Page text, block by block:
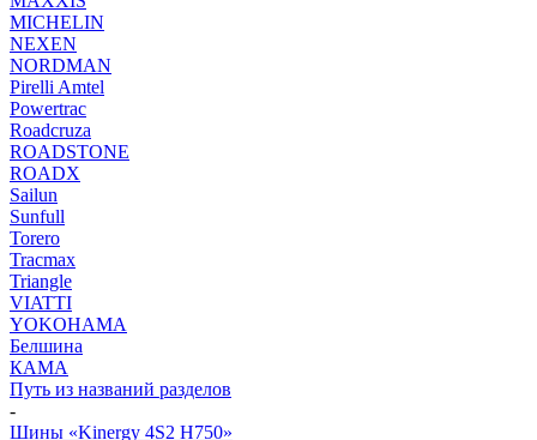
MICHELIN
NEXEN
NORDMAN
Pirelli Amtel
Powertrac
Roadcruza
ROADSTONE
ROADX
Sailun
Sunfull
Torero
Tracmax
Triangle
VIATTI
YOKOHAMA
Белшина
КАМА
Путь из названий разделов
-
Шины «Kinergy 4S2 H750»